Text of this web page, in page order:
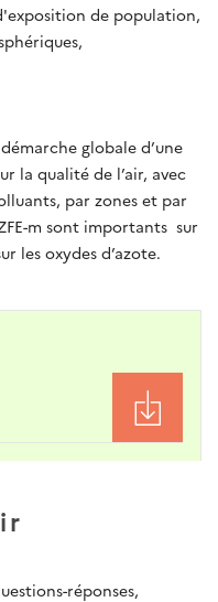
de population,
globale d’une
la qualité de l’air, avec
par zones et par
m sont importants sur
les oxydes d’azote.
réponses,